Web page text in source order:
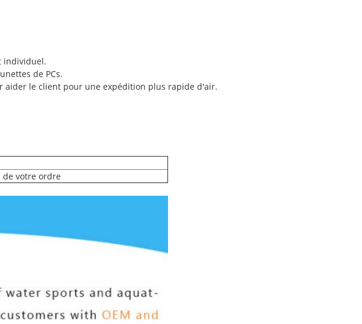
individuel.
de PCs.
aider le client pour une expédition plus rapide d'air.
votre ordre